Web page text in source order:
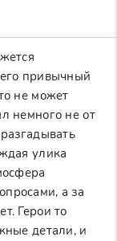
привычный
не может
немного не от
улика
а за
Герои то
детали, и